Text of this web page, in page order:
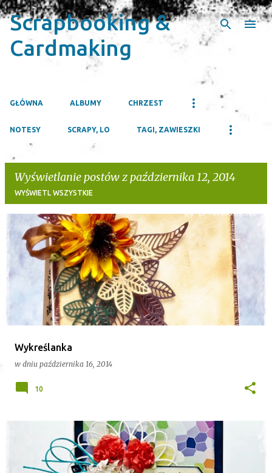
Przejdź do głównej zawartości
Scrapbooking &
Cardmaking
GŁÓWNA ALBUMY CHRZEST
NOTESY SCRAPY, LO TAGI, ZAWIESZKI
Wyświetlanie postów z października 12, 2014
WYŚWIETL WSZYSTKIE
o
Wykreślanka
w dniu października 16, 2014
10